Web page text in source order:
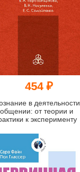
454 ₽
в деятельности
от теории и
к эксперименту